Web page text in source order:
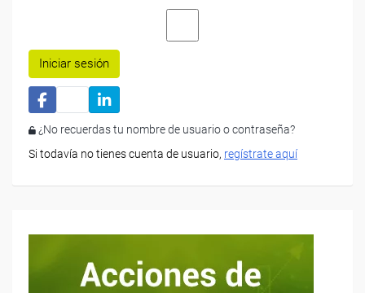
Iniciar sesión
¿No recuerdas tu nombre de usuario o contraseña?
Si todavía no tienes cuenta de usuario, regístrate aquí